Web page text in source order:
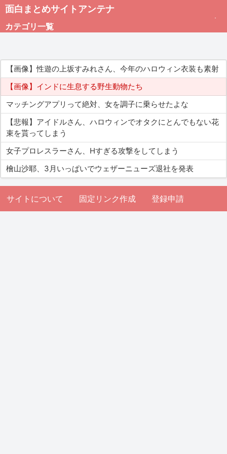
面白まとめサイトアンテナ
カテゴリ一覧
総合
アダルト
【画像】性遊の上坂すみれさん、今年のハロウィン衣装も素射
【画像】インドに生息する野生動物たち
マッチングアプリって絶対、女を調子に乗らせたよな
【悲報】アイドルさん、ハロウィンでオタクにとんでもない花
束を貰ってしまう
女子プロレスラーさん、Hすぎる攻撃をしてしまう
檜山沙耶、3月いっぱいでウェザーニューズ退社を発表
サイトについて 固定リンク作成 登録申請